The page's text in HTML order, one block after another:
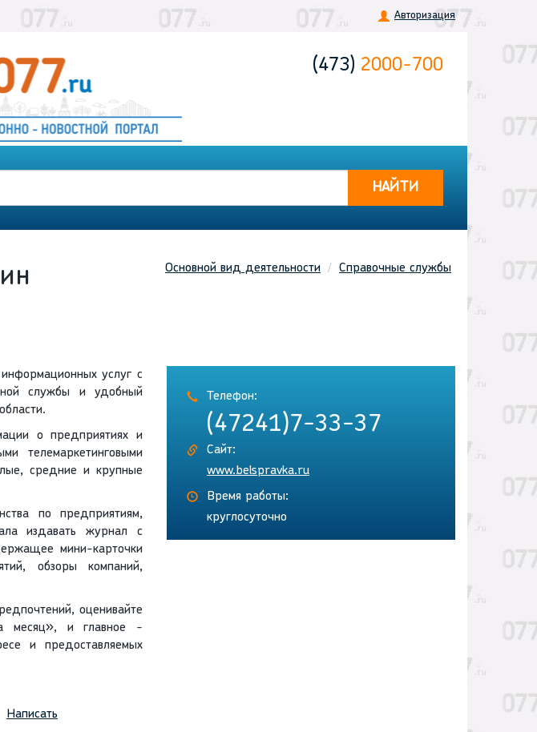
Авторизация
(473) 2000-700
НАЙТИ
Основной вид деятельности Справочные службы
услуг с
службы и удобный
о предприятиях и
телемаркетинговыми
средние и крупные
по предприятиям,
издавать журнал с
мини-карточки
обзоры компаний,
оценивайте
месяц», и главное -
и предоставляемых
Телефон:
(47241)7-33-37
Сайт:
www.belspravka.ru
Время работы:
круглосуточно
Написать